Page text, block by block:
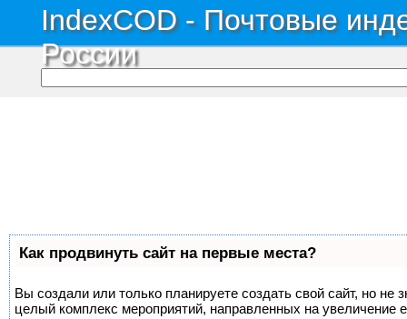
IndexCOD - Почтовые
России
Как продвинуть сайт на первые места?
Вы создали или только планируете создать свой сайт, но не
целый комплекс мероприятий, направленных на увеличение